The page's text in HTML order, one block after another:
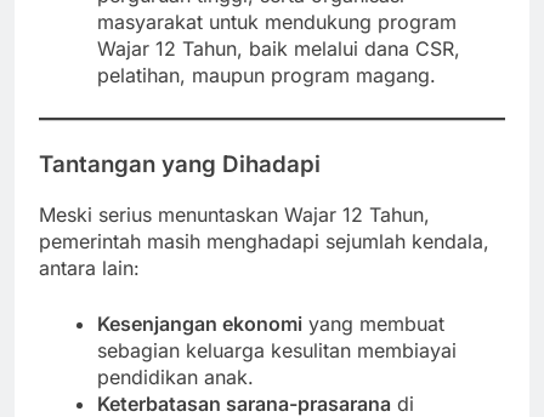
masyarakat untuk mendukung program
Wajar 12 Tahun, baik melalui dana CSR,
pelatihan, maupun program magang.
Tantangan yang Dihadapi
Meski serius menuntaskan Wajar 12 Tahun,
pemerintah masih menghadapi sejumlah kendala,
antara lain:
Kesenjangan ekonomi yang membuat
sebagian keluarga kesulitan membiayai
pendidikan anak.
Keterbatasan sarana-prasarana di